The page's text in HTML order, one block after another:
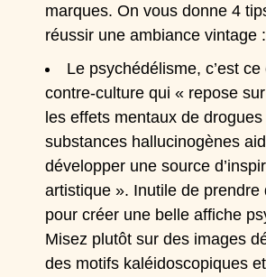
marques. On vous donne 4
réussir une ambiance vintage :
Le psychédélisme, c’est
contre-culture qui « repose
les effets mentaux de
substances hallucinogènes
développer une source
artistique ». Inutile de prendre
pour créer une belle affiche
Misez plutôt sur des images
des motifs kaléidoscopiques